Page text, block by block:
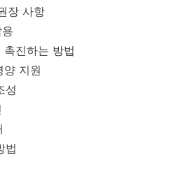
장 사항
진하는 방법
양 지원
성
법